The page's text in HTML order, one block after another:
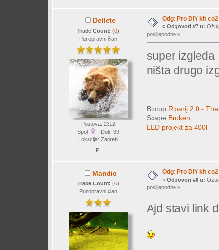
Dellete
Trade Count: (0)
Punopravni član
Postova: 2312
Spol:
Dob: 39
Lokacija: Zagreb
P.
Odg: Pro DIY kit
« Odgovori #7 u:
poslijepodne »
super izgleda
ništa drugo
Biotop:Riparij 2.0 - The
Scape:Broken
LED projekt za 400l
Mandic
Trade Count: (0)
Punopravni član
Odg: Pro DIY kit
« Odgovori #8 u:
poslijepodne »
Ajd stavi link